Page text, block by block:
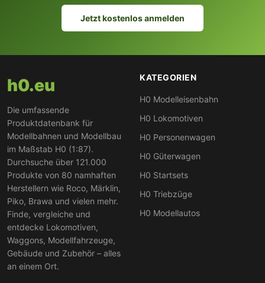
Jetzt kostenlos anmelden
h0.eu
Die umfassende
Produktdatenbank für
Modellbahnen und Modellbau
im Maßstab H0 (1:87).
Durchsuche über 121.000
Produkte von 80 namhaften
Herstellern wie Roco, Märklin,
Piko, Brawa und vielen mehr.
Finde, vergleiche und
entdecke Lokomotiven,
Waggons, Modellfahrzeuge,
Gebäude und Zubehör – alles
an einem Ort.
KATEGORIEN
H0 Modelleisenbahn
H0 Lokomotiven
H0 Personenwagen
H0 Güterwagen
H0 Startsets
H0 Triebzüge
H0 Modellautos